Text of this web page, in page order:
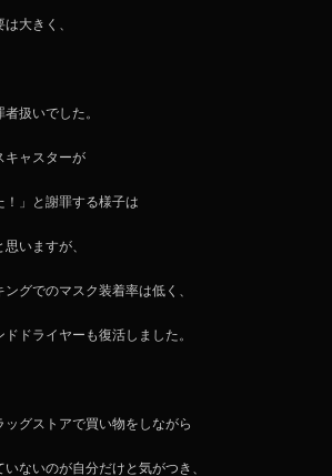
大きく、
扱いでした。
キャスターが
！」と謝罪する様子は
いますが、
グでのマスク装着率は低く、
ドライヤーも復活しました。
グストアで買い物をしながら
ないのが自分だけと気がつき、